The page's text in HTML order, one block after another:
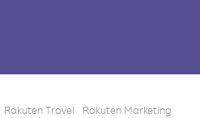
Rakuten Travel Rakuten Marketing